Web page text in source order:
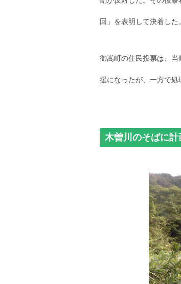
回」を表明して決着した。
御嵩町の住民投票は、
援になったが、一方で処
木曽川のそばに計